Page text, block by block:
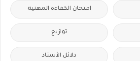
امتحان الكفاءة المهنية
توازيع
دلائل الأستاذ